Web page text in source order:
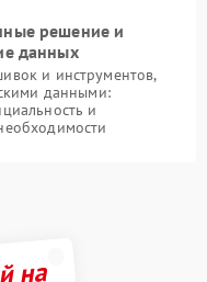
решение и
данных
и инструментов,
данными:
и